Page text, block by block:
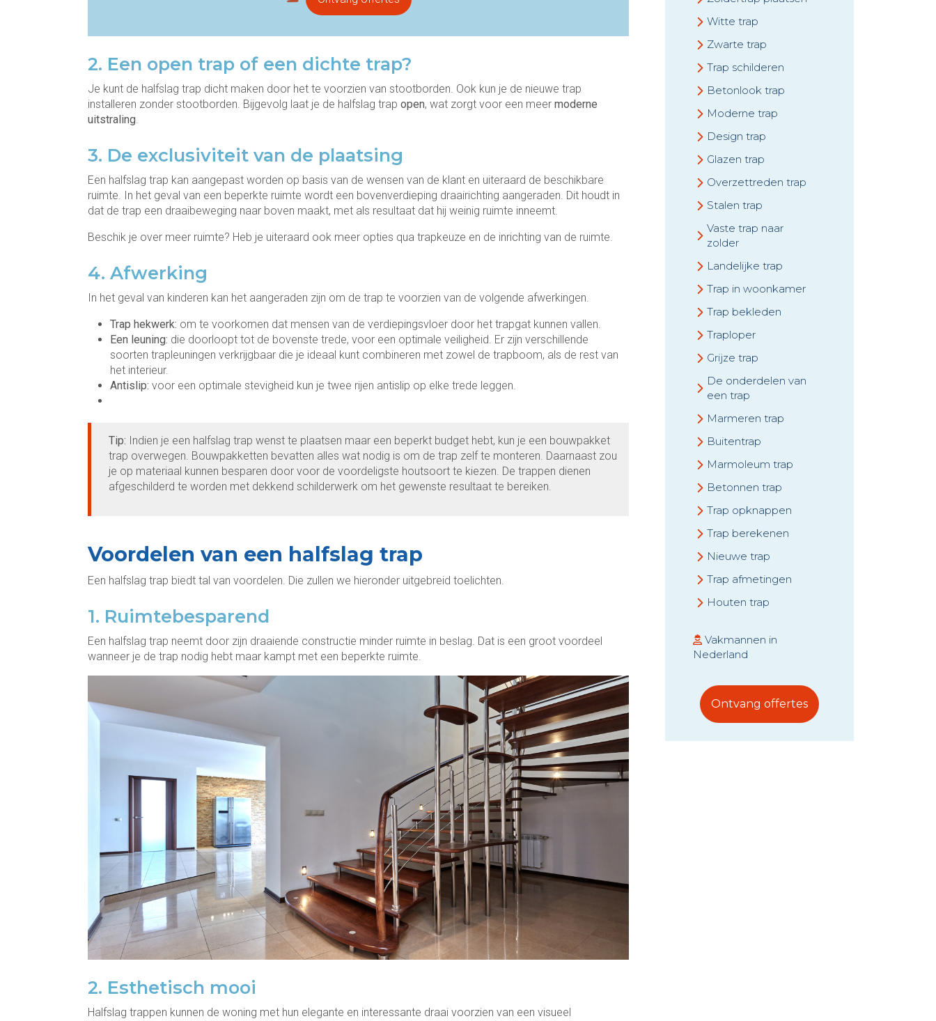
2. Een open trap of een dichte trap?
Je kunt de halfslag trap dicht maken door het te voorzien van stootborden. Ook kun je de nieuwe trap
installeren zonder stootborden. Bijgevolg laat je de halfslag trap open, wat zorgt voor een meer moderne
uitstraling.
3. De exclusiviteit van de plaatsing
Een halfslag trap kan aangepast worden op basis van de wensen van de klant en uiteraard de beschikbare
ruimte. In het geval van een beperkte ruimte wordt een bovenverdieping draairichting aangeraden. Dit houdt in
dat de trap een draaibeweging naar boven maakt, met als resultaat dat hij weinig ruimte inneemt.
Beschik je over meer ruimte? Heb je uiteraard ook meer opties qua trapkeuze en de inrichting van de ruimte.
4. Afwerking
In het geval van kinderen kan het aangeraden zijn om de trap te voorzien van de volgende afwerkingen.
Trap hekwerk: om te voorkomen dat mensen van de verdiepingsvloer door het trapgat kunnen vallen.
Een leuning: die doorloopt tot de bovenste trede, voor een optimale veiligheid. Er zijn verschillende
soorten trapleuningen verkrijgbaar die je ideaal kunt combineren met zowel de trapboom, als de rest van
het interieur.
Antislip: voor een optimale stevigheid kun je twee rijen antislip op elke trede leggen.
Tip: Indien je een halfslag trap wenst te plaatsen maar een beperkt budget hebt, kun je een bouwpakket
trap overwegen. Bouwpakketten bevatten alles wat nodig is om de trap zelf te monteren. Daarnaast zou
je op materiaal kunnen besparen door voor de voordeligste houtsoort te kiezen. De trappen dienen
afgeschilderd te worden met dekkend schilderwerk om het gewenste resultaat te bereiken.
Voordelen van een halfslag trap
Een halfslag trap biedt tal van voordelen. Die zullen we hieronder uitgebreid toelichten.
1. Ruimtebesparend
Een halfslag trap neemt door zijn draaiende constructie minder ruimte in beslag. Dat is een groot voordeel
wanneer je de trap nodig hebt maar kampt met een beperkte ruimte.
2. Esthetisch mooi
Halfslag trappen kunnen de woning met hun elegante en interessante draai voorzien van een visueel
Witte trap
Zwarte trap
Trap schilderen
Betonlook trap
Moderne trap
Design trap
Glazen trap
Overzettreden trap
Stalen trap
Vaste trap naar
zolder
Landelijke trap
Trap in woonkamer
Trap bekleden
Traploper
Grijze trap
De onderdelen van
een trap
Marmeren trap
Buitentrap
Marmoleum trap
Betonnen trap
Trap opknappen
Trap berekenen
Nieuwe trap
Trap afmetingen
Houten trap
Vakmannen in
Nederland
Ontvang offertes